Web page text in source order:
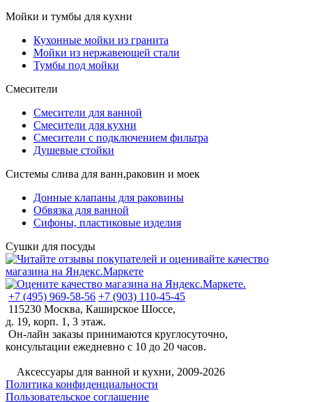
Мойки и тумбы для кухни
Кухонные мойки из гранита
Мойки из нержавеющей стали
Тумбы под мойки
Смесители
Смесители для ванной
Смесители для кухни
Смесители с подключением фильтра
Душевые стойки
Системы слива для ванн,раковин и моек
Донные клапаны для раковины
Обвязка для ванной
Сифоны, пластиковые изделия
Сушки для посуды
+7 (495) 969-58-56 +7 (903) 110-45-45
115230 Москва, Каширское Шоссе,
д. 19, корп. 1, 3 этаж.
Он-лайн заказы принимаются круглосуточно,
консультации ежедневно с 10 до 20 часов.
Аксессуары для ванной и кухни, 2009-2026
Политика конфиденциальности
Пользовательское соглашение